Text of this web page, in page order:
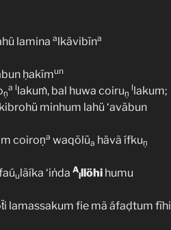
lamina alkävibīna
ḥakīmun
ṇ
a llakuṁ, bal huwa coiruṇ
llakum;
minhum lahü ‘avābun
coiroṇa waqōlūa hävã ífkuṇ
ulãíka ‘iṅda A
lllöhi humu
lamassakum fie mã áfaḍtum fīhi